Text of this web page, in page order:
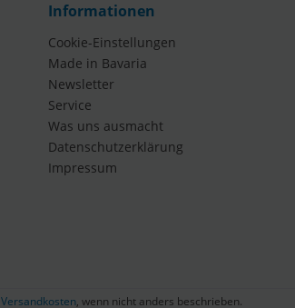
Informationen
Cookie-Einstellungen
Made in Bavaria
Newsletter
Service
Was uns ausmacht
Datenschutzerklärung
Impressum
Versandkosten , wenn nicht anders beschrieben.